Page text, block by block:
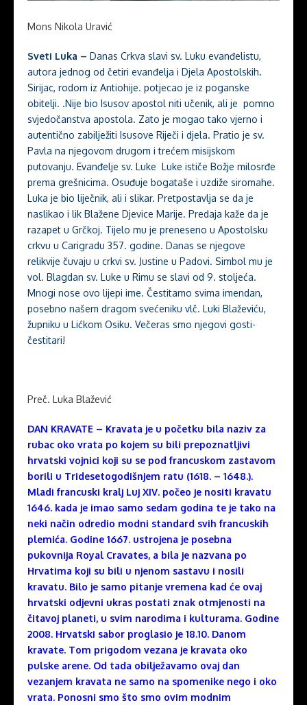
Mons Nikola Uravić
Sveti Luka – Danas Crkva slavi sv. Luku evanđelistu,
autora jednog od četiri evanđelja i Djela Apostolskih.
Sirijac, rodom iz Antiohije. potjecao je iz poganske
obitelji. .Nije bio Isusov apostol niti učenik, ali je pomno
svjedočanstva apostola. Zato je mogao tako vjerno i
autentično zabilježiti Isusove Riječi i djela. Pratio je sv.
Pavla na njegovom drugom i trećem misijskom
putovanju. Evanđelje sv. Luke Luke ističe Božje milosrđe
prema grešnicima. Osuđuje bogataše i uzdiže siromahe.
Luka je bio liječnik, ali i slikar. Pretpostavlja se da je
naslikao i lik Blažene Djevice Marije. Predaja kaže da je
razapet u Grčkoj. Tijelo mu je preneseno u Apostolsku
crkvu u Carigradu 357. godine. Danas se njegove
relikvije čuvaju u crkvi sv. Justine u Padovi. Simbol mu je
vol. Blagdan sv. Luke u Rimu se slavi od 9. stoljeća.
Mnogi nose ovo lijepi ime. Čestitamo svima imendan,
posebno našem dragom svećeniku vlč. Luki Blaževiću,
župniku u Lićkom Osiku. Večeras smo njegovi gosti-
čestitari!
Preč. Luka Blažević
DAN KRAVATE – Kravata je u početku bila naziv za
rubac oko vrata po kojem su bili prepoznatljivi
hrvatski vojnici koji su se pod francuskom zastavom
borili u Tridesetogodišnjem ratu (1618. – 1648.).
Mladi francuski kralj Luj XIV. počeo je nositi kravatu
1646. kada je imao samo sedam godina te je tako na
neki način odredio modni standard svih francuskih
plemića. Godine 1667. ustrojena je posebna
pukovnija Royal Cravates, a bila je nazvana po
Hrvatima koji su bili u njenom sastavu i nosili
kravatu. Bilo je samo pitanje vremena kad će ovaj
hrvatski odjevni ukras postati znak otmjenosti na
čitavoj planeti, u svim narodima i kulturama. Godine
2008. Hrvatski sabor proglasio je 18.10. Danom
kravate. Tom prigodom vezana je kravata oko
pulske arene. Od tada obilježavamo ovaj dan
vezanjem kravata ne samo na spomenike nego i oko
vrata. Ponosni smo što smo ovim modnim